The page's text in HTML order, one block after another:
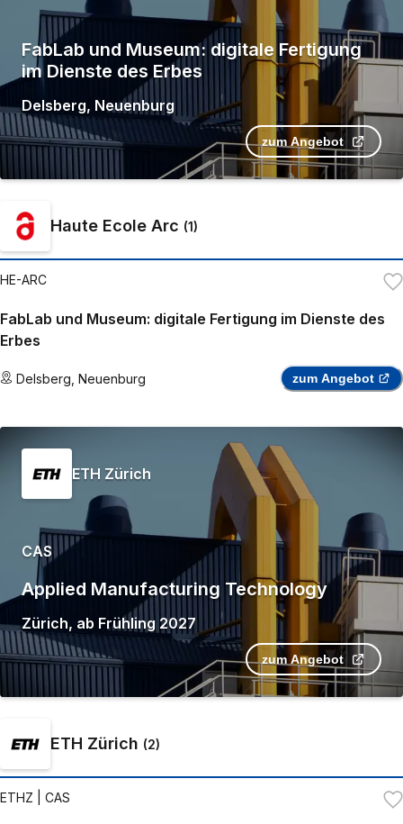
FabLab und Museum: digitale Fertigung
im Dienste des Erbes
Delsberg, Neuenburg
zum Angebot
Haute Ecole Arc (1)
HE-ARC
FabLab und Museum: digitale Fertigung im Dienste des
Erbes
Delsberg Neuenburg zum Angebot
ETH Zürich
CAS
Applied Manufacturing Technology
Zürich, ab Frühling 2027
zum Angebot
ETH Zürich (2)
ETHZ | CAS